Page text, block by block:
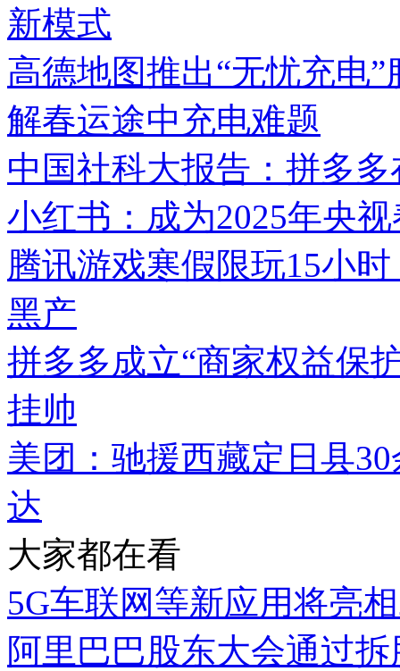
新模式
高德地图推出“无忧充电
解春运途中充电难题
中国社科大报告：拼多
小红书：成为2025年央
腾讯游戏寒假限玩15小
黑产
拼多多成立“商家权益保
挂帅
美团：驰援西藏定日县
达
大家都在看
5G车联网等新应用将亮
阿里巴巴股东大会通过